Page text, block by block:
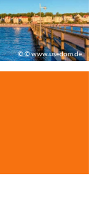
© © www.usedom.de